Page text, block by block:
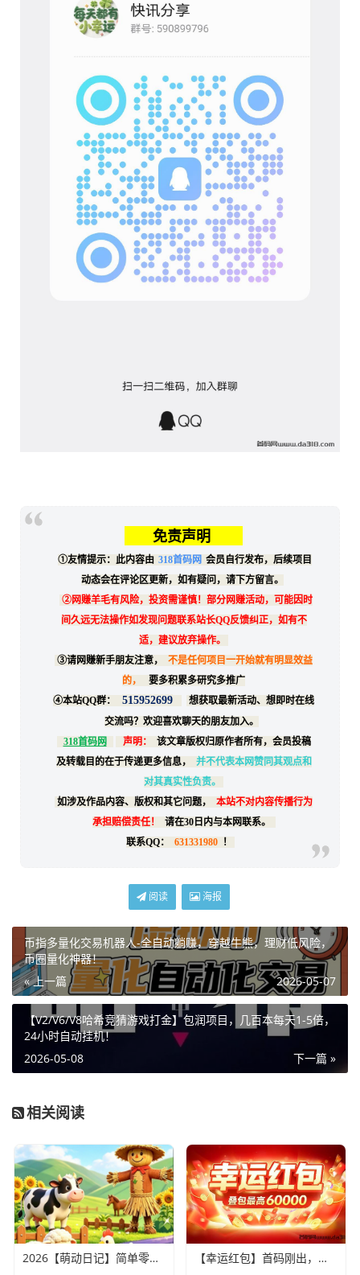
免责声明
①友情提示：此内容由 318首码网 会员自行发布，后续项目
动态会在评论区更新，如有疑问，请下方留言。
②网赚羊毛有风险，投资需谨慎！部分网赚活动，可能因时
间久远无法操作如发现问题联系站长QQ反馈纠正，如有不
适，建议放弃操作。
③请网赚新手朋友注意，
不是任何项目一开始就有明显效益
的，
要多积累多研究多推广
④本站QQ群：
515952699
想获取最新活动、想即时在线
交流吗？欢迎喜欢聊天的朋友加入。
318首码网
声明：
该文章版权归原作者所有，会员投稿
及转载目的在于传递更多信息，
并不代表本网赞同其观点和
对其真实性负责。
如涉及作品内容、版权和其它问题，
本站不对内容传播行为
承担赔偿责任！
请在30日内与本网联系。
联系QQ：
631331980 ！
阅读 海报
币指多量化交易机器人-全自动躺赚，穿越牛熊，理财低风险，
币圈量化神器！
« 上一篇
2026-05-07
【V2/V6/V8哈希竞猜游戏打金】包润项目，几百本每天1-5倍，
24小时自动挂机！
下一篇 »
2026-05-08
相关阅读
2026【萌动日记】简单零撸，卷轴模式加速释放卷，每天7个广告 【幸运红包】首码刚出，首创矩阵玩法，推广收益超高！